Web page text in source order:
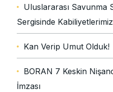
Uluslararası Savunma
Sergisinde
Kan Verip Umut Olduk!
BORAN 7 Keskin
İmzası